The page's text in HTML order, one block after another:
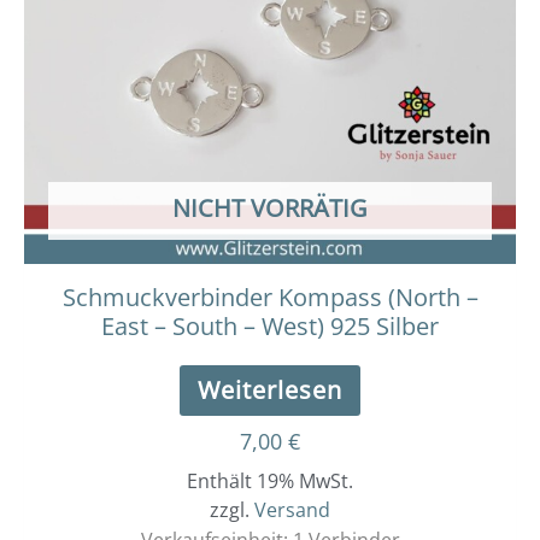
NICHT VORRÄTIG
Schmuckverbinder Kompass (North –
East – South – West) 925 Silber
Weiterlesen
7,00 €
Enthält 19% MwSt.
zzgl. Versand